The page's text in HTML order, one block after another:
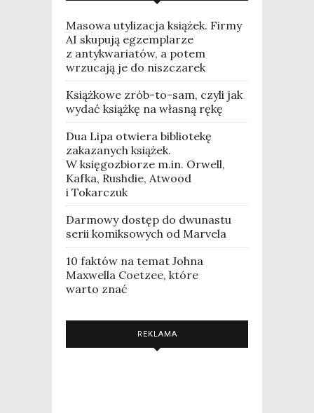
Masowa utylizacja książek. Firmy
AI skupują egzemplarze
z antykwariatów, a potem
wrzucają je do niszczarek
Książkowe zrób-to-sam, czyli jak
wydać książkę na własną rękę
Dua Lipa otwiera bibliotekę
zakazanych książek.
W księgozbiorze m.in. Orwell,
Kafka, Rushdie, Atwood
i Tokarczuk
Darmowy dostęp do dwunastu
serii komiksowych od Marvela
10 faktów na temat Johna
Maxwella Coetzee, które
warto znać
REKLAMA